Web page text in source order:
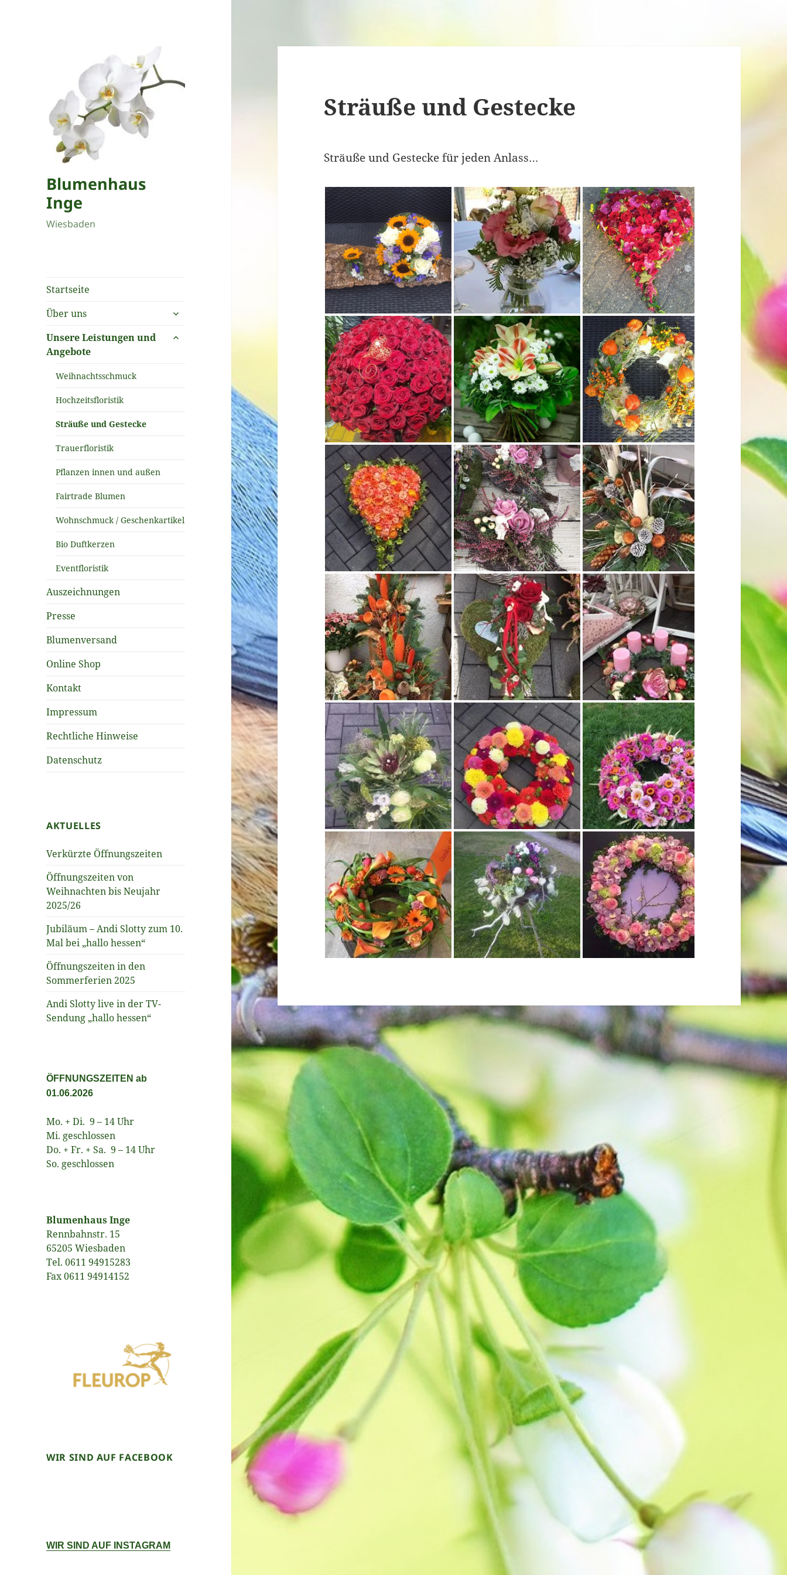
Blumenhaus
Inge
Wiesbaden
Startseite
Über uns
untermenü
öffnen
Unsere Leistungen und
Angebote
untermenü
Weihnachtsschmuck
Hochzeitsfloristik
Sträuße und Gestecke
Trauerfloristik
Pflanzen innen und außen
Fairtrade Blumen
Wohnschmuck / Geschenkartikel
Bio Duftkerzen
Eventfloristik
Auszeichnungen
Presse
Blumenversand
Online Shop
Kontakt
Impressum
Rechtliche Hinweise
Datenschutz
AKTUELLES
Verkürzte Öffnungszeiten
Öffnungszeiten von
Weihnachten bis Neujahr
2025/26
Jubiläum – Andi Slotty zum 10.
Mal bei „hallo hessen“
Öffnungszeiten in den
Sommerferien 2025
Andi Slotty live in der TV-
Sendung „hallo hessen“
ÖFFNUNGSZEITEN ab
01.06.2026
Mo. + Di. 9 – 14 Uhr
Mi. geschlossen
Do. + Fr. + Sa. 9 – 14 Uhr
So. geschlossen
Blumenhaus Inge
Rennbahnstr. 15
65205 Wiesbaden
Tel. 0611 94915283
Fax 0611 94914152
WIR SIND AUF FACEBOOK
WIR SIND AUF INSTAGRAM
Sträuße und Gestecke
Sträuße und Gestecke für jeden Anlass…